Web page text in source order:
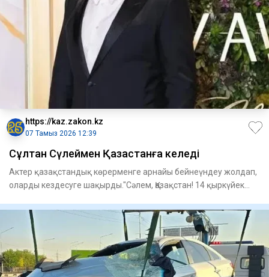
https://kaz.zakon.kz
07 Тамыз 2026 12:39
Сұлтан Сүлеймен Қазақстанға келеді
Актер қазақстандық көрерменге арнайы бейнеүндеу жолдап,
оларды кездесуге шақырды."Сәлем, Қазақстан! 14 қыркүйек